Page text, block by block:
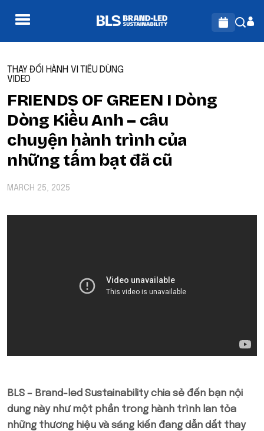
THAY ĐỔI HÀNH VI TIÊU DÙNG
VIDEO
FRIENDS OF GREEN I Dòng
Dòng Kiều Anh – câu
chuyện hành trình của
những tấm bạt đã cũ
MARCH 25, 2025
BLS – Brand-led Sustainability chia sẻ đến bạn nội
dung này như một phần trong hành trình lan tỏa
những thương hiệu và sáng kiến đang dẫn dắt thay